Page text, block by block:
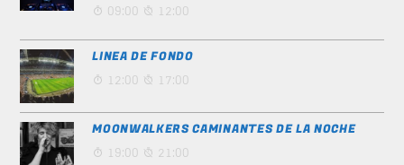
09:00 12:00
LINEA DE FONDO
12:00 17:00
MOONWALKERS CAMINANTES DE LA NOCHE
19:00 21:00